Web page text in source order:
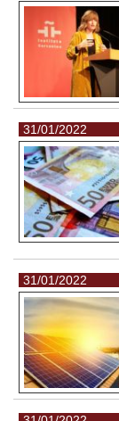
31/01/2022
31/01/2022